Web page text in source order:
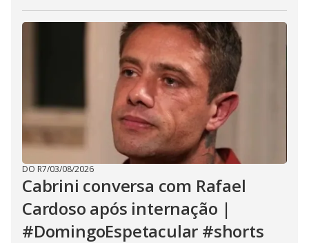
DO R7/03/08/2026
Cabrini conversa com Rafael
Cardoso após internação |
#DomingoEspetacular #shorts